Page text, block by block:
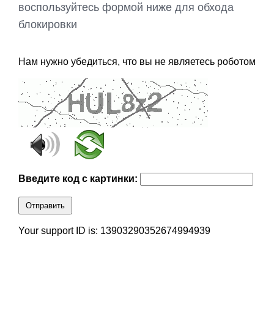
воспользуйтесь формой ниже для обхода
блокировки
Нам нужно убедиться, что вы не являетесь роботом
Введите код с картинки:
Отправить
Your support ID is: 13903290352674994939